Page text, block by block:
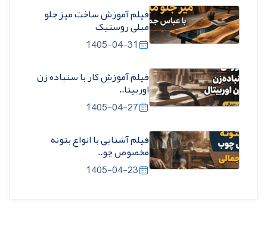
فیلم آموزش ساخت میز جلو
مبلی روستیک
1405-04-31
فیلم آموزش کار با سنباده زن
اوربیتا..
1405-04-27
فیلم آشنایی با انواع بتونه
مخصوص چو..
1405-04-23